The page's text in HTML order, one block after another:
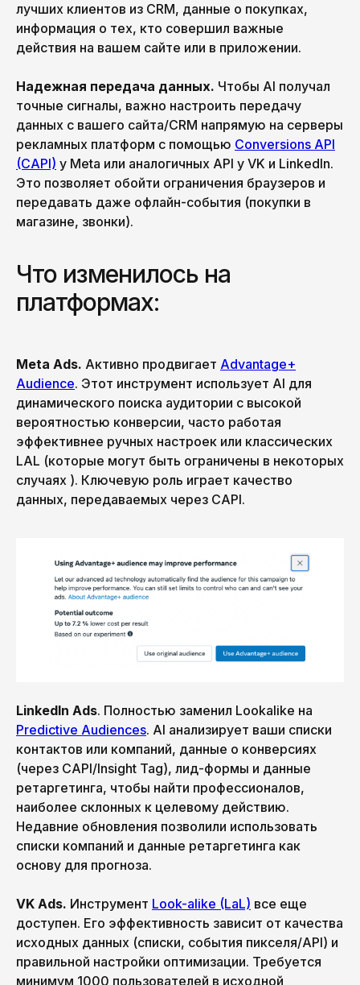
лучших клиентов из CRM, данные о покупках,
информация о тех, кто совершил важные
действия на вашем сайте или в приложении.
Надежная передача данных. Чтобы AI получал
точные сигналы, важно настроить передачу
данных с вашего сайта/CRM напрямую на серверы
рекламных платформ с помощью Conversions API
(CAPI) у Meta или аналогичных API у VK и LinkedIn.
Это позволяет обойти ограничения браузеров и
передавать даже офлайн-события (покупки в
магазине, звонки).
Что изменилось на
платформах:
Meta Ads. Активно продвигает Advantage+
Audience. Этот инструмент использует AI для
динамического поиска аудитории с высокой
вероятностью конверсии, часто работая
эффективнее ручных настроек или классических
LAL (которые могут быть ограничены в некоторых
случаях ). Ключевую роль играет качество
данных, передаваемых через CAPI.
LinkedIn Ads. Полностью заменил Lookalike на
Predictive Audiences. AI анализирует ваши списки
контактов или компаний, данные о конверсиях
(через CAPI/Insight Tag), лид-формы и данные
ретаргетинга, чтобы найти профессионалов,
наиболее склонных к целевому действию.
Недавние обновления позволили использовать
списки компаний и данные ретаргетинга как
основу для прогноза.
VK Ads. Инструмент Look-alike (LaL) все еще
доступен. Его эффективность зависит от качества
исходных данных (списки, события пикселя/API) и
правильной настройки оптимизации. Требуется
минимум 1000 пользователей в исходной